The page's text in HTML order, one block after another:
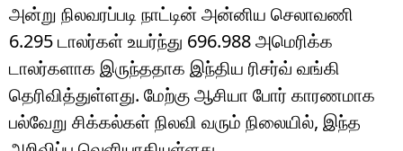
லைஃப்ஸ்டைல்
வணிகம்
டெக்னாலஜி
ஆன்மீகம்
அன்று நிலவரப்படி நாட்டின் அன்னிய செலாவணி
6.295 டாலர்கள் உயர்ந்து 696.988 அமெரிக்க
டாலர்களாக இருந்ததாக இந்திய ரிசர்வ் வங்கி
தெரிவித்துள்ளது. மேற்கு ஆசியா போர் காரணமாக
பல்வேறு சிக்கல்கள் நிலவி வரும் நிலையில், இந்த